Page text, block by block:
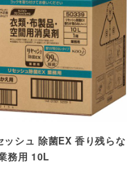
ッシュ 除菌EX 香り残らな
務用 10L